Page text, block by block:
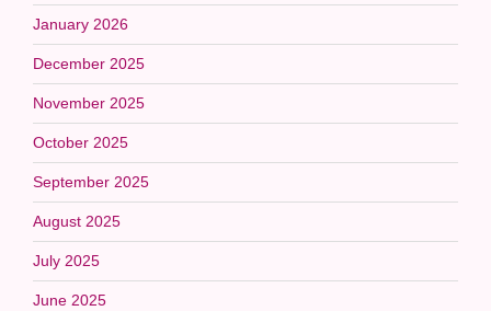
January 2026
December 2025
November 2025
October 2025
September 2025
August 2025
July 2025
June 2025